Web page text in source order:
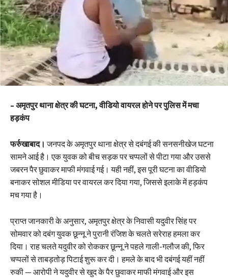
– अमृतपुर थाना क्षेत्र की घटना, वीडियो वायरल होने पर पुलिस में मचा
हड़कंप
फर्रुखाबाद। जनपद के अमृतपुर थाना क्षेत्र से दबंगई की सनसनीखेज घटना
सामने आई है। एक युवक को बीच सड़क पर चप्पलों से पीटा गया और उससे
जबरन पैर छुवाकर माफी मंगवाई गई। यही नहीं, इस पूरी घटना का वीडियो
बनाकर सोशल मीडिया पर वायरल कर दिया गया, जिससे इलाके में हड़कंप
मच गया है।
प्राप्त जानकारी के अनुसार, अमृतपुर क्षेत्र के निवासी यदुवीर सिंह पर
सोमवार को दबंग युवक छून्नू ने पुरानी रंजिश के चलते सरेराह हमला कर
दिया। राह चलते यदुवीर को रोककर छून्नू ने पहले गाली-गलौज की, फिर
चप्पलों से ताबड़तोड़ पिटाई शुरू कर दी। हमले के बाद भी दबंगई यहीं नहीं
रुकी — आरोपी ने यदुवीर से खुद के पैर छुवाकर माफी मंगवाई और इस